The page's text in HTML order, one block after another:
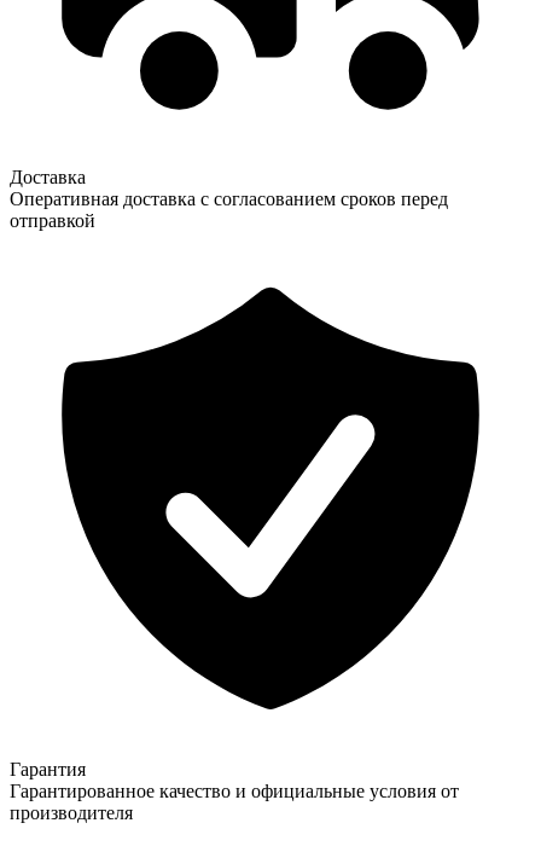
Доставка
Оперативная доставка с согласованием сроков перед
отправкой
Гарантия
Гарантированное качество и официальные условия от
производителя